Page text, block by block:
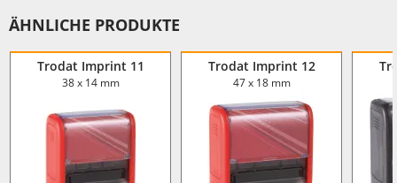
ÄHNLICHE PRODUKTE
Trodat Imprint 11
38 x 14 mm
Trodat Imprint 12
47 x 18 mm